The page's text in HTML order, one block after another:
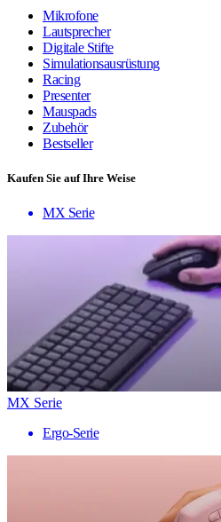
Mikrofone
Lautsprecher
Digitale Stifte
Simulationsausrüstung
Racing
Presenter
Mauspads
Zubehör
Bestseller
Kaufen Sie auf Ihre Weise
MX Serie
MX Serie
Ergo-Serie